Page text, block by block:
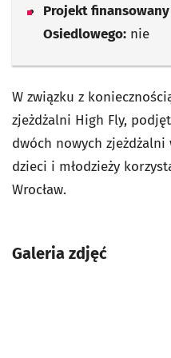
Projekt
Osiedlowego: nie
W związku z
zjeżdżalni High Fly,
dwóch nowych
dzieci i młodzieży
Wrocław.
Galeria zdjęć